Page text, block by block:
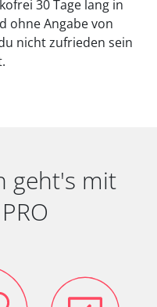
30 Tage lang in
ohne Angabe von
nicht zufrieden sein
geht's mit